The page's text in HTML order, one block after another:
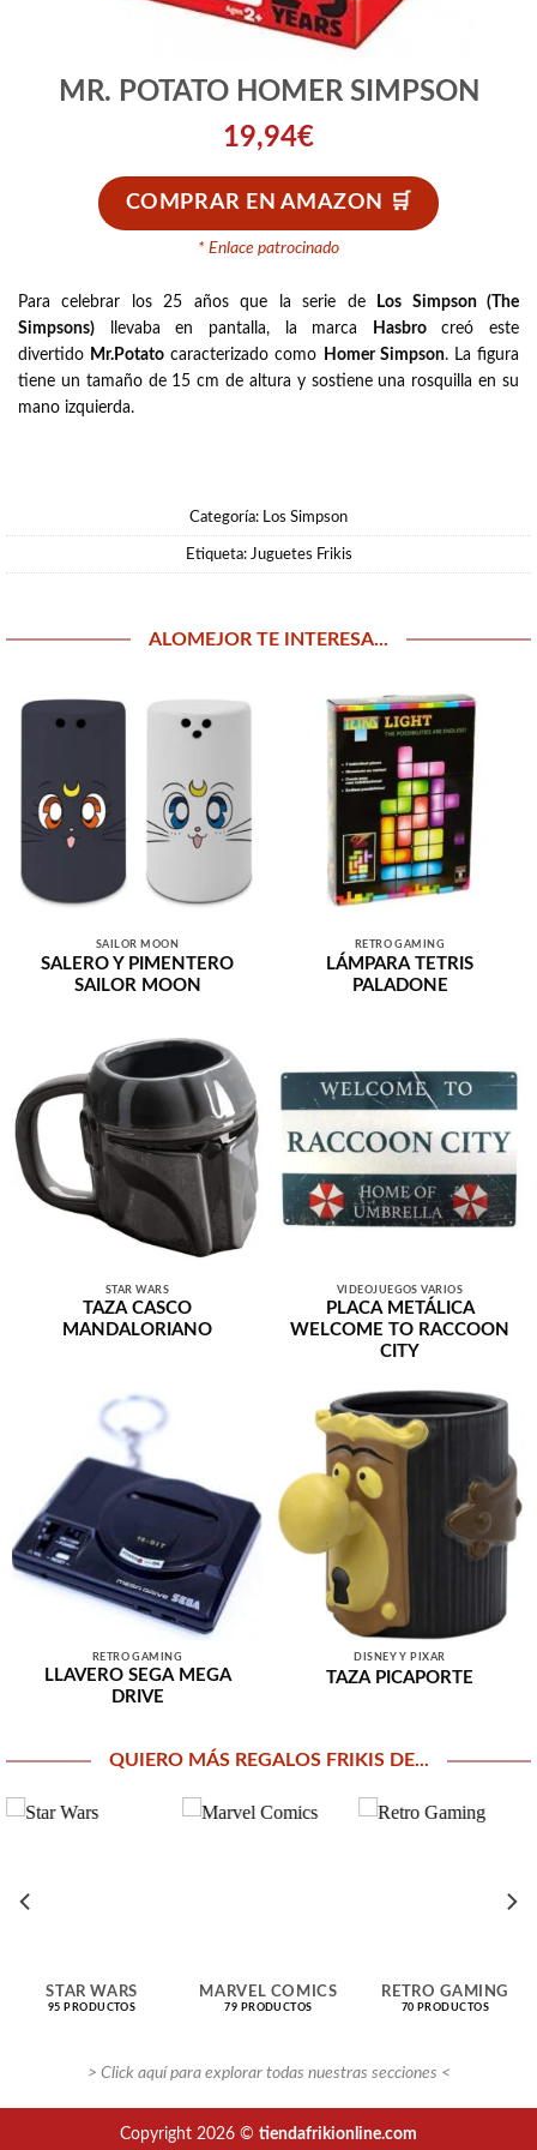
MR. POTATO HOMER SIMPSON
19,94€
COMPRAR EN AMAZON
* Enlace patrocinado
Para celebrar los 25 años que la serie de
Los Simpson (The
Simpsons) llevaba en pantalla, la marca Hasbrocreó este
divertido Mr.Potato caracterizado como Homer Simpson. La figura
tiene un tamaño de 15 cm de altura y sostiene una rosquilla en su
mano izquierda.
Categoría: Los Simpson
Etiqueta: Juguetes Frikis
ALOMEJOR TE INTERESA...
SAILOR MOON
SALERO Y PIMENTERO
SAILOR MOON
RETRO GAMING
LÁMPARA TETRIS
PALADONE
STAR WARS
TAZA CASCO
MANDALORIANO
VIDEOJUEGOS VARIOS
PLACA METÁLICA
WELCOME TO RACCOON
CITY
RETRO GAMING
LLAVERO SEGA MEGA
DRIVE
DISNEY Y PIXAR
TAZA PICAPORTE
QUIERO MÁS REGALOS FRIKIS DE...
STAR WARS
95 PRODUCTOS
MARVEL COMICS
79 PRODUCTOS
RETRO GAMING
70 PRODUCTOS
> Click aquí para explorar todas nuestras secciones <
Copyright 2026 © tiendafrikionline.com